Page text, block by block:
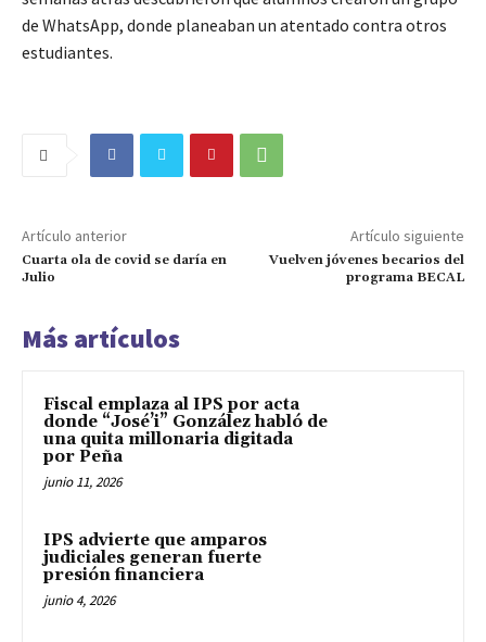
de WhatsApp, donde planeaban un atentado contra otros
estudiantes.
Artículo anterior
Cuarta ola de covid se daría en
Julio
Artículo siguiente
Vuelven jóvenes becarios del
programa BECAL
Más artículos
Fiscal emplaza al IPS por acta
donde “José’i” González habló de
una quita millonaria digitada
por Peña
junio 11, 2026
IPS advierte que amparos
judiciales generan fuerte
presión financiera
junio 4, 2026